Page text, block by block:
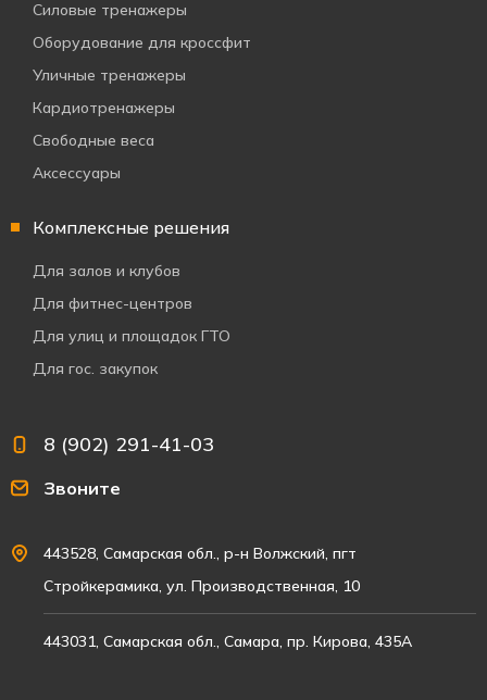
Силовые тренажеры
Оборудование для кроссфит
Уличные тренажеры
Кардиотренажеры
Свободные веса
Аксессуары
Комплексные решения
Для залов и клубов
Для фитнес-центров
Для улиц и площадок ГТО
Для гос. закупок
8 (902) 291-41-03
Звоните
443528, Самарская обл., р-н Волжский, пгт
Стройкерамика, ул. Производственная, 10
443031, Самарская обл., Самара, пр. Кирова, 435А